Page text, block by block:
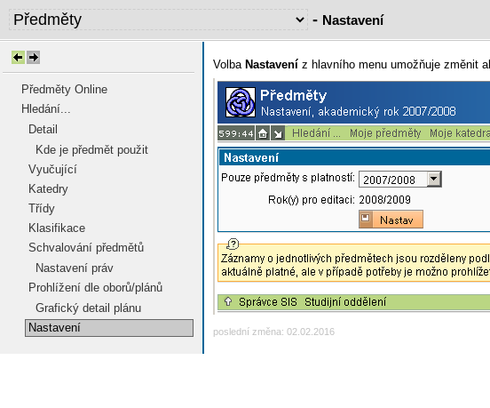
- Nastavení
Předměty Online
Hledání...
Detail
Kde je předmět použit
Vyučující
Katedry
Třídy
Klasifikace
Schvalování předmětů
Nastavení práv
Prohlížení dle oborů/plánů
Grafický detail plánu
Nastavení
Volba Nastavení z hlavního menu umožňuje změnit
poslední změna: 02.02.2016